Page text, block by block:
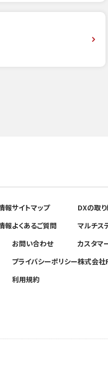
報
報
サイトマップ
よくあるご質問
お問い合わせ
プライバシーポリシー
利用規約
DXの取
マルチス
カスタマ
株式会社